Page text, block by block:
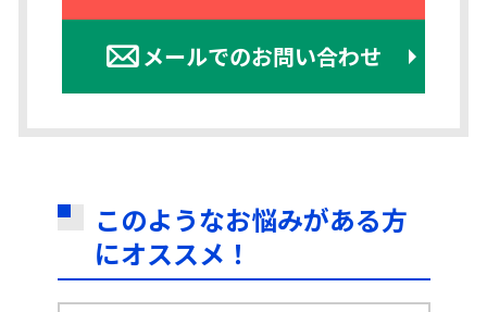
メールでのお問い合わせ
このようなお悩みがある方
にオススメ！